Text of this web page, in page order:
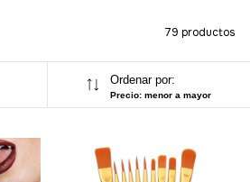
79 productos
Ordenar por:
Precio: menor a mayor